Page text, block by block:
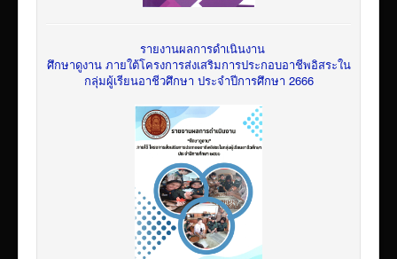
รายงานผลการดำเนินงาน
ศึกษาดูงาน ภายใต้โครงการส่งเสริมการประกอบอาชีพอิสระใน
กลุ่มผู้เรียนอาชีวศึกษา ประจำปีการศึกษา 2666